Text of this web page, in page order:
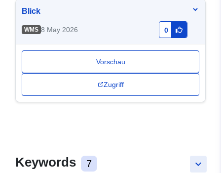
Blick
WMS 8 May 2026 0
Vorschau
Zugriff
keyboard_arrow_down
Keywords 7